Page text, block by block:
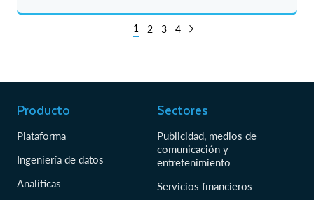
1 2 3 4
Producto
Plataforma
Ingeniería de datos
Analíticas
Sectores
Publicidad, medios de
comunicación y
entretenimiento
Servicios financieros